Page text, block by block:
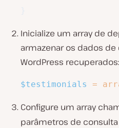
Inicialize um array de
armazenar os dados
WordPress recuperados:
$testimonials =
Configure um array
parâmetros de